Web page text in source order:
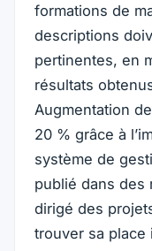
formations de
descriptions
pertinentes, en
résultats
Augmentation
20 % grâce à
système de
publié dans des
dirigé des
trouver sa place